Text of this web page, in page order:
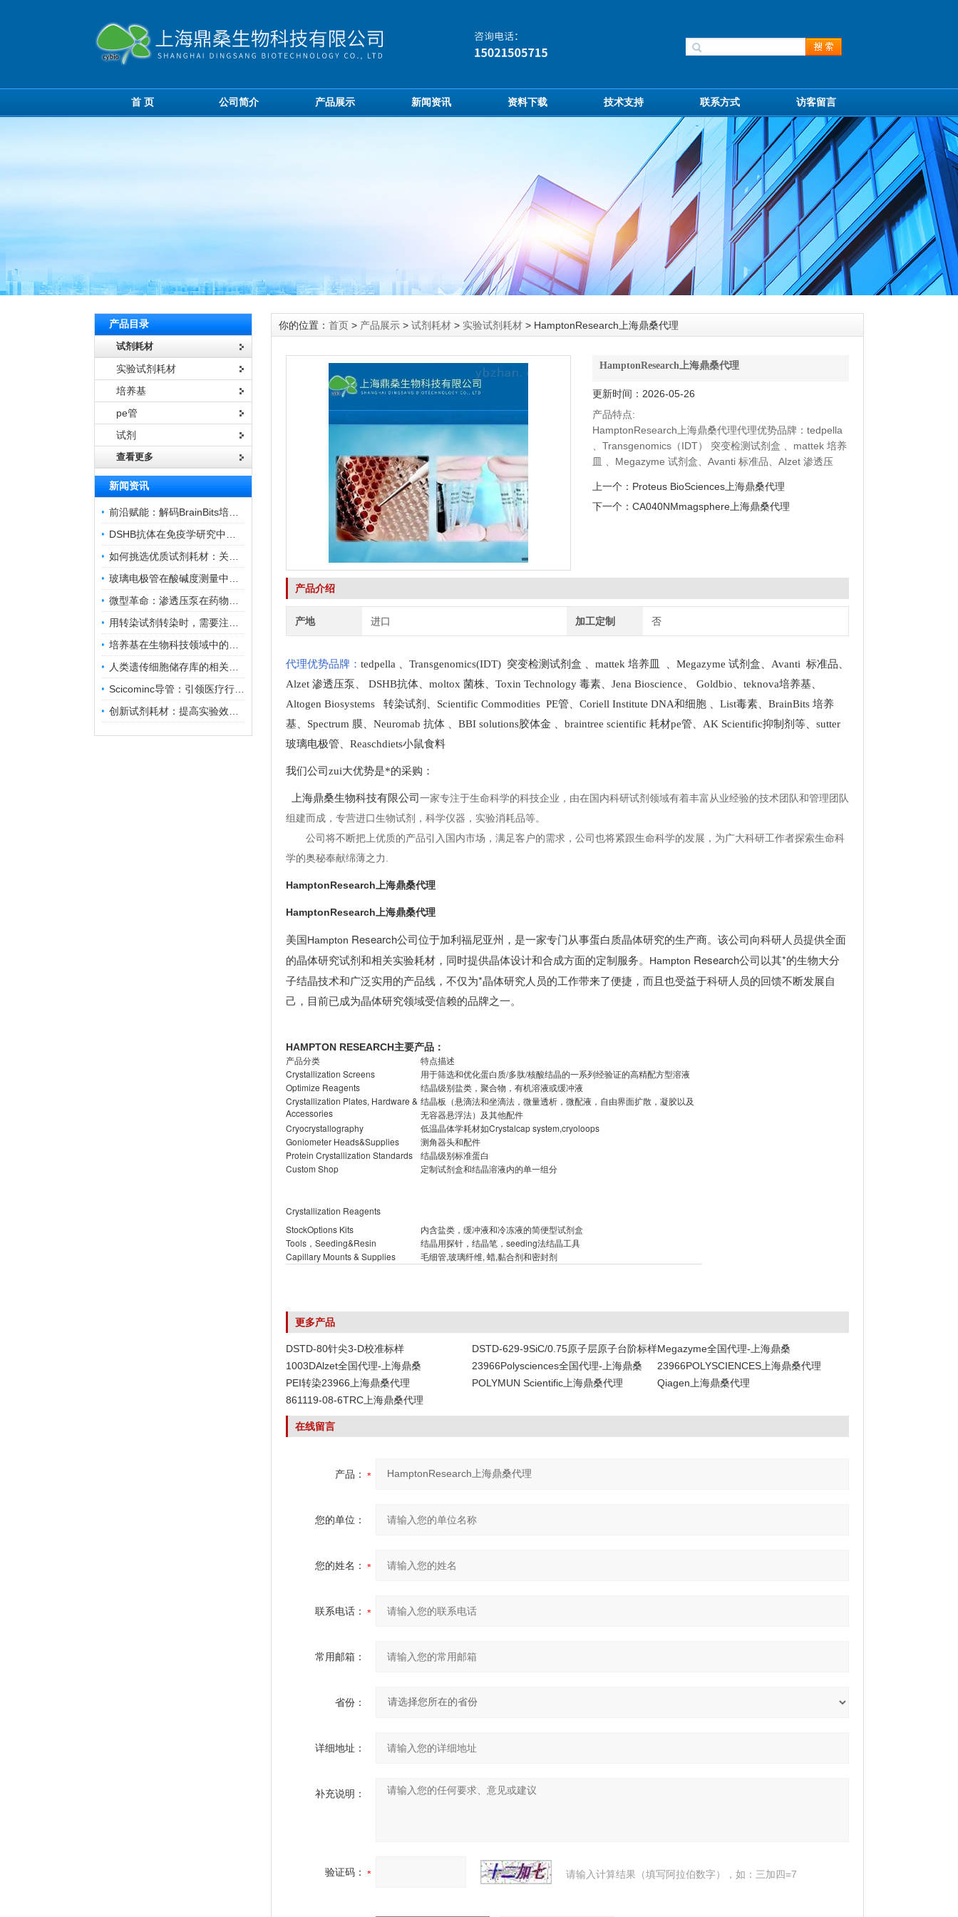
首 页 公司简介 产品展示 新闻资讯 资料下载 技术支持 联系方式 访客留言
产品目录
试剂耗材
实验试剂耗材
培养基
pe管
试剂
查看更多
新闻资讯
你的位置： 首页 > 产品展示 > 试剂耗材 > 实验试剂耗材 > HamptonResearch上海鼎桑代理
HamptonResearch上海鼎桑代理
更新时间：2026-05-26
产品特点:
HamptonResearch上海鼎桑代理代理优势品牌：tedpella
、Transgenomics（IDT） 突变检测试剂盒 、mattek 培养
皿 、Megazyme 试剂盒、Avanti 标准品、Alzet 渗透压
上一个： Proteus BioSciences上海鼎桑代理
下一个： CA040NMmagsphere上海鼎桑代理
产品介绍
产地 进口 加工定制 否
代理优势品牌： tedpella Transgenomics(IDT) 突变检测试剂盒 mattek 培养皿 Megazyme 试剂盒 Avanti 标准品
Alzet 渗透压泵
DSHB抗体 moltox 菌株 Toxin Technology 毒素、 Jena Bioscience Goldbio teknova培养基
Altogen Biosystems 转染试剂
Scientific Commodities PE管 Coriell Institute DNA和细胞 List毒素、 BrainBits 培养
基
Spectrum 膜 Neuromab 抗体 BBI solutions胶体金 braintree scientific 耗材pe管 AK Scientific抑制剂等、 sutter
玻璃电极管
Reaschdiets小鼠食料
我们公司zui大优势是*的采购 ：
上海鼎桑生物科技有限公司 一家专注于生命科学的科技企业，由在国内科研试剂领域有着丰富从业经验的技术团队和管理团队
组建而成，专营进口生物试剂，科学仪器，实验消耗品等。
公司将不断把上优质的产品引入国内市场，满足客户的需求，公司也将紧跟生命科学的发展，为广大科研工作者探索生命科
学的奥秘奉献绵薄之力.
HamptonResearch上海鼎桑代理
HamptonResearch上海鼎桑代理
美国Hampton Research公司位于加利福尼亚州，是一家专门从事蛋白质晶体研究的生产商。该公司向科研人员提供全面
的晶体研究试剂和相关实验耗材，同时提供晶体设计和合成方面的定制服务。
Hampton Research公司以其*的生物大分
子结晶技术和广泛实用的产品线，不仅为*晶体研究人员的工作带来了便捷，而且也受益于科研人员的回馈不断发展自
己，目前已成为晶体研究领域受信赖的品牌之一。
HAMPTON RESEARCH主要产品：
产品分类
特点描述
Crystallization Screens
用于筛选和优化蛋白质/多肽/核酸结晶的一系列经验证的高精配方型溶液
Optimize Reagents
结晶级别盐类，聚合物，有机溶液或缓冲液
Crystallization Plates, Hardware &
Accessories
结晶板（悬滴法和坐滴法，微量透析，微配液，自由界面扩散，凝胶以及
无容器悬浮法）及其他配件
Cryocrystallography
低温晶体学耗材如Crystalcap system,cryoloops
Goniometer Heads&Supplies
测角器头和配件
Protein Crystallization Standards
结晶级别标准蛋白
Custom Shop
Crystallization Reagents
定制试剂盒和结晶溶液内的单一组分
StockOptions Kits
内含盐类，缓冲液和冷冻液的简便型试剂盒
Tools，Seeding&Resin
结晶用探针，结晶笔，seeding法结晶工具
Capillary Mounts & Supplies
毛细管,玻璃纤维, 蜡,黏合剂和密封剂
更多产品
DSTD-80针尖3-D校准标样 DSTD-629-9SiC/0.75原子层原子台阶标样Megazyme全国代理-上海鼎桑
1003DAlzet全国代理-上海鼎桑
23966Polysciences全国代理-上海鼎桑
23966POLYSCIENCES上海鼎桑代理
PEI转染23966上海鼎桑代理
POLYMUN Scientific上海鼎桑代理
Qiagen上海鼎桑代理
861119-08-6TRC上海鼎桑代理
在线留言
产品：
您的单位：
您的姓名：
联系电话：
常用邮箱：
省份：
详细地址：
补充说明：
验证码： 请输入计算结果（填写阿拉伯数字），如：三加四=7